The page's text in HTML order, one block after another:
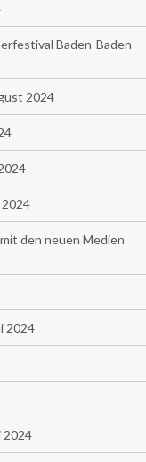
Baden-Baden
2024
den neuen Medien
2024
2024